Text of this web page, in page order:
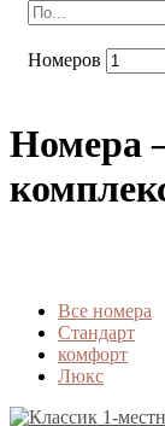
Номеров
Номера
Вcе номера
Стандарт
комфорт
Люкс